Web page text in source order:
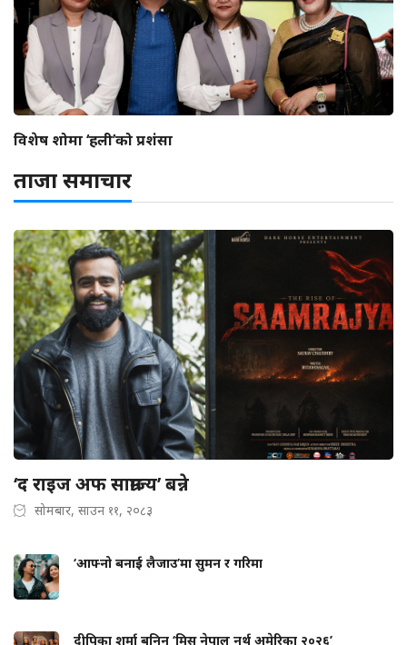
विशेष शोमा ‘हली’को प्रशंसा
ताजा समाचार
‘द राइज अफ साम्राज्य’ बन्ने
सोमबार, साउन ११, २०८३
‘आफ्नो बनाई लैजाउ’मा सुमन र गरिमा
दीपिका शर्मा बनिन् ‘मिस नेपाल नर्थ अमेरिका २०२६’